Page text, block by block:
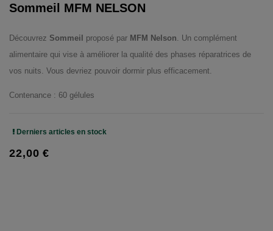
Sommeil MFM NELSON
Découvrez Sommeil proposé par MFM Nelson. Un complément
alimentaire qui vise à améliorer la qualité des phases réparatrices de
vos nuits. Vous devriez pouvoir dormir plus efficacement.
Contenance : 60 gélules
Derniers articles en stock
22,00 €